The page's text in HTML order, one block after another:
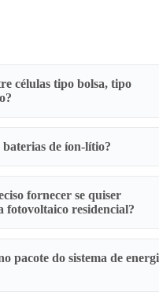
células tipo bolsa, tipo
SONY
baterias de íon-lítio?
fornecer se quiser
fotovoltaico residencial?
pacote do sistema de